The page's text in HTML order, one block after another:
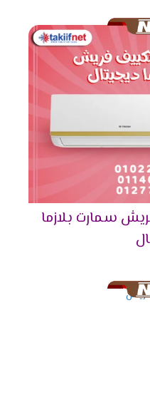
تكييف فريش 6 حصان يتناسب مع مساحة 60 متر
تكييف فريش 7.5 حصان يتناسب مع مساحة 70 متر
2024
التعرف عليها حول
عدد كبير من مراكز
المعتمدين في
وتعمل الشركة على
فنية بشرية تعمل بـ
سمارت بلازما